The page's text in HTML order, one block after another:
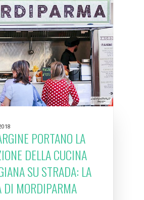
PORTANO LA
DELLA CUCINA
SU STRADA: LA
DI MORDIPARMA